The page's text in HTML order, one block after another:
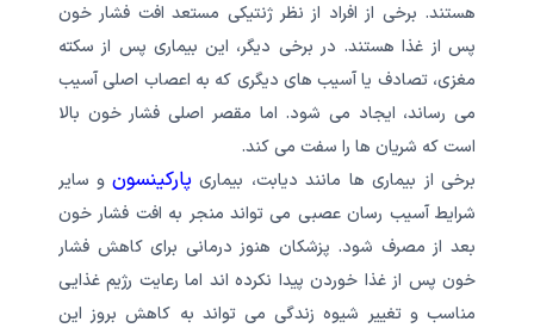
هستند. برخی از افراد از نظر ژنتیکی مستعد افت فشار خون
پس از غذا هستند. در برخی دیگر، این بیماری پس از سکته
مغزی، تصادف یا آسیب های دیگری که به اعصاب اصلی آسیب
می رساند، ایجاد می شود. اما مقصر اصلی فشار خون بالا
است که شریان ها را سفت می کند.
برخی از بیماری ها مانند دیابت، بیماری پارکینسون و سایر
شرایط آسیب رسان عصبی می تواند منجر به افت فشار خون
بعد از مصرف شود. پزشکان هنوز درمانی برای کاهش فشار
خون پس از غذا خوردن پیدا نکرده اند اما رعایت رژیم غذایی
مناسب و تغییر شیوه زندگی می تواند به کاهش بروز این